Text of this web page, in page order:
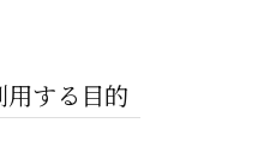
する目的